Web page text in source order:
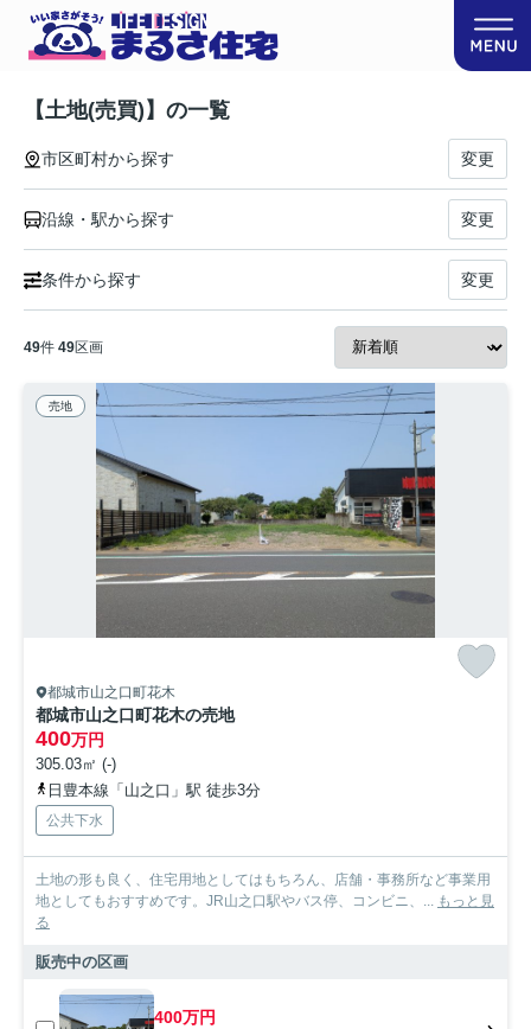
【土地(売買)】の一覧
市区町村から探す 変更
沿線・駅から探す 変更
条件から探す 変更
49件 49区画
売地
都城市山之口町花木
都城市山之口町花木の売地
400万円
305.03㎡ (-)
日豊本線「山之口」駅 徒歩3分
公共下水
土地の形も良く、住宅用地としてはもちろん、店舗・事務所など事業用
地としてもおすすめです。JR山之口駅やバス停、コンビニ、... もっと見
る
販売中の区画
400万円